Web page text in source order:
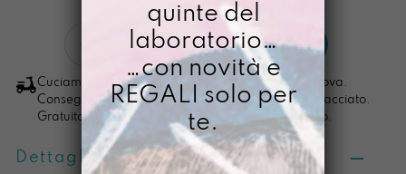
era:
€ 84,00.
è:
€ 68,00.
Bassotta
Qui
quantità
LO VOGLIO
Cuciamo ogni ordine nel nostro laboratorio di Padova.
Consegna in 4/5 giorni lavorativi, pacco sempre tracciato.
Gratuita per ordini di importo superiore ai 100 euro.
Dettagli prodotto
quinte del
laboratorio…
…con novità e
REGALI solo per
te.